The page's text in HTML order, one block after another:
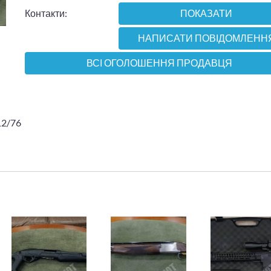
Контакти: ПОКАЗАТИ
НАПИСАТИ
ВСІ ОГОЛОШЕННЯ ПРОДАВЦЯ
76